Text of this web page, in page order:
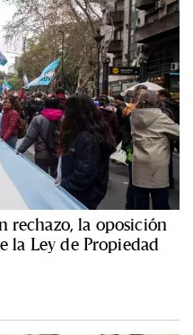
rechazo, la oposición
la Ley de Propiedad